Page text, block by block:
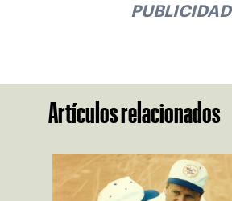
PUBLICIDAD
Artículos relacionados